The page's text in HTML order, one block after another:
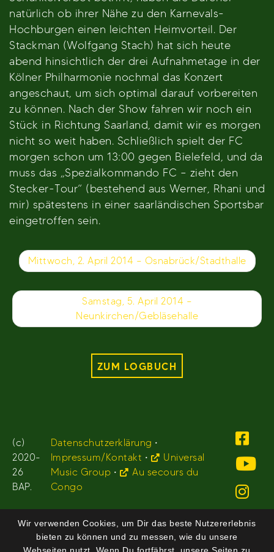
natürlich ob ihrer Nähe zu den Karnevals-
Hochburgen einen leichten Heimvorteil. Der
Stackman (Wolfgang Stach) hat sich heute
abend hinsichtlich der drei Aufnahmetage in der
Kölner Philharmonie nochmal das Konzert
angeschaut, um sich optimal darauf vorbereiten
zu können. Nach der Show fahren wir noch ein
Stück in Richtung Saarland, damit wir es morgen
nicht so weit haben. Schließlich spielt der FC
morgen schon um 13:00 gegen Bielefeld, und da
muss das „Spezialkommando FC – zieht den
Stecker-Tour“ (bestehend aus Werner, Rhani und
mir) spätestens in einer saarländischen Sportsbar
eingetroffen sein.
Beitragsnavigation
Mittwoch, 2. April 2014 – Osnabrück/Stadthalle
Samstag, 5. April 2014 –
Neunkirchen/Gebläsehalle
ZUM LOGBUCH
(c)
2020-
26
BAP.
Datenschutzerklärung •
Impressum/Kontakt •
Universal
Music Group •
Au secours du
Congo
Wir verwenden Cookies, um Dir das beste Nutzererlebnis
bieten zu können und zu messen, wie du unsere
Webseiten nutzt. Wenn Du fortfährst, unsere Seiten zu